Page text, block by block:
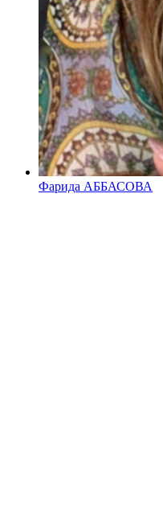
Фарида АББАСОВА